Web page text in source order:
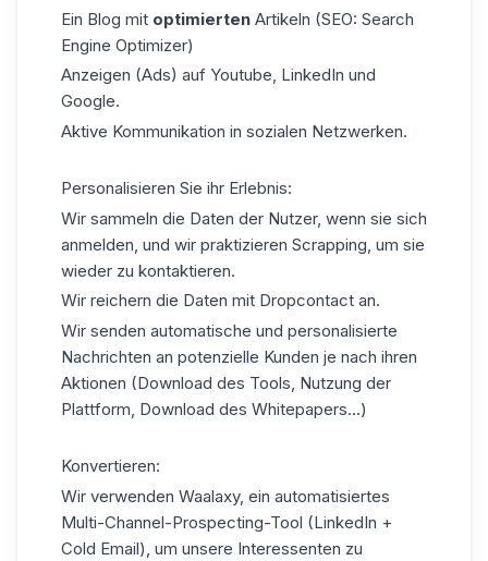
Ein Blog mit optimierten Artikeln (SEO: Search
Engine Optimizer)
Anzeigen (Ads) auf Youtube, LinkedIn und
Google.
Aktive Kommunikation in sozialen Netzwerken.
Personalisieren Sie ihr Erlebnis:
Wir sammeln die Daten der Nutzer, wenn sie sich
anmelden, und wir praktizieren Scrapping, um sie
wieder zu kontaktieren.
Wir reichern die Daten mit Dropcontact an.
Wir senden automatische und personalisierte
Nachrichten an potenzielle Kunden je nach ihren
Aktionen (Download des Tools, Nutzung der
Plattform, Download des Whitepapers...)
Konvertieren:
Wir verwenden Waalaxy, ein automatisiertes
Multi-Channel-Prospecting-Tool (LinkedIn +
Cold Email), um unsere Interessenten zu